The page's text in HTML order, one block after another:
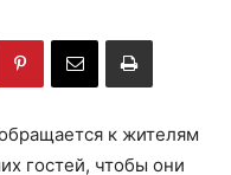
к жителям
гостей, чтобы они